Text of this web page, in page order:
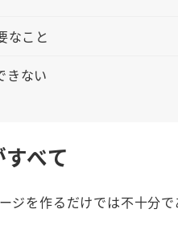
なこと
きない
べて
ジを作るだけでは不十分